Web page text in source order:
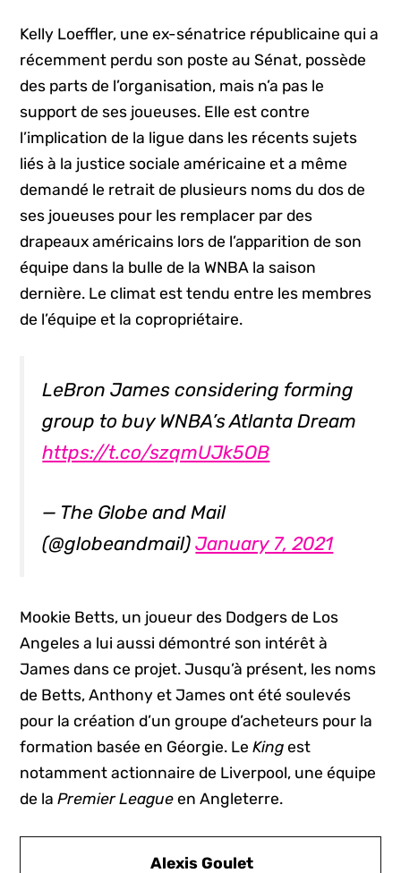
Kelly Loeffler, une ex-sénatrice républicaine qui a
récemment perdu son poste au Sénat, possède
des parts de l’organisation, mais n’a pas le
support de ses joueuses. Elle est contre
l’implication de la ligue dans les récents sujets
liés à la justice sociale américaine et a même
demandé le retrait de plusieurs noms du dos de
ses joueuses pour les remplacer par des
drapeaux américains lors de l’apparition de son
équipe dans la bulle de la WNBA la saison
dernière. Le climat est tendu entre les membres
de l’équipe et la copropriétaire.
LeBron James considering forming
group to buy WNBA’s Atlanta Dream
https://t.co/szqmUJk5OB
— The Globe and Mail
(@globeandmail)January 7, 2021
Mookie Betts, un joueur des Dodgers de Los
Angeles a lui aussi démontré son intérêt à
James dans ce projet. Jusqu’à présent, les noms
de Betts, Anthony et James ont été soulevés
pour la création d’un groupe d’acheteurs pour la
formation basée en Géorgie. LeKingest
notamment actionnaire de Liverpool, une équipe
de laPremier League en Angleterre.
Alexis Goulet